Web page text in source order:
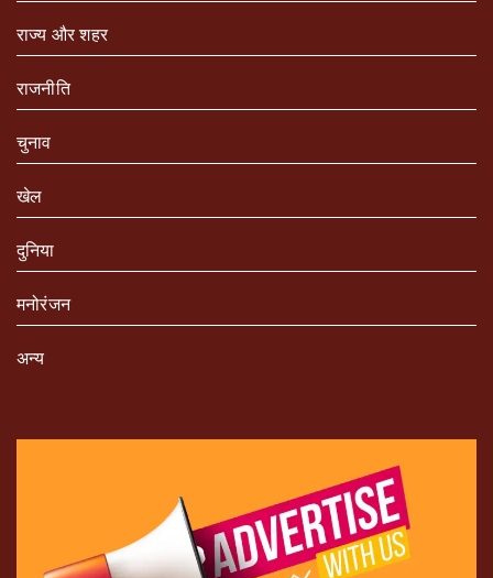
राज्य और शहर
राजनीति
चुनाव
खेल
दुनिया
मनोरंजन
अन्य